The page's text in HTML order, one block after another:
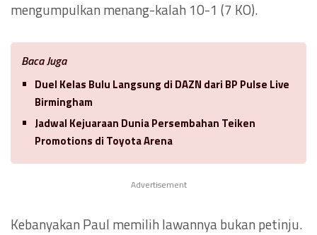
mengumpulkan menang-kalah 10-1 (7 KO).
Baca Juga
Duel Kelas Bulu Langsung di DAZN dari BP Pulse Live
Birmingham
Jadwal Kejuaraan Dunia Persembahan Teiken
Promotions di Toyota Arena
Advertisement
Kebanyakan Paul memilih lawannya bukan petinju.